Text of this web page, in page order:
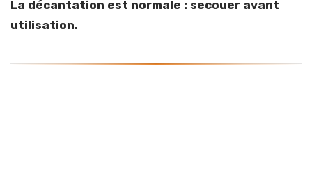
La décantation est normale : secouer avant
utilisation.